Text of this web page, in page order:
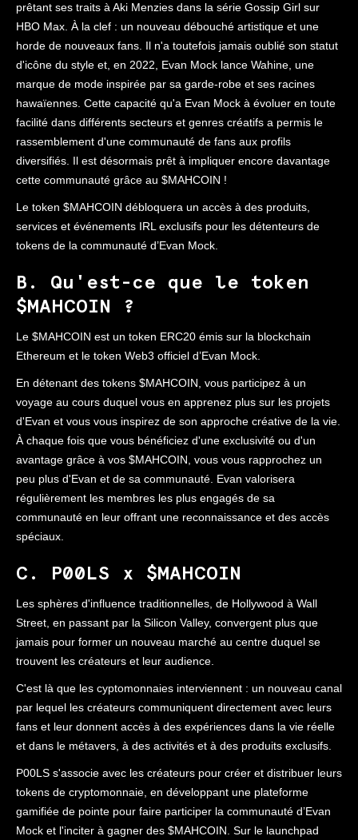
prêtant ses traits à Aki Menzies dans la série Gossip Girl sur
HBO Max. À la clef : un nouveau débouché artistique et une
horde de nouveaux fans. Il n'a toutefois jamais oublié son statut
d'icône du style et, en 2022, Evan Mock lance Wahine, une
marque de mode inspirée par sa garde-robe et ses racines
hawaïennes. Cette capacité qu'a Evan Mock à évoluer en toute
facilité dans différents secteurs et genres créatifs a permis le
rassemblement d'une communauté de fans aux profils
diversifiés. Il est désormais prêt à impliquer encore davantage
cette communauté grâce au $MAHCOIN !
Le token $MAHCOIN débloquera un accès à des produits,
services et événements IRL exclusifs pour les détenteurs de
tokens de la communauté d’Evan Mock.
B. Qu'est-ce que le token
$MAHCOIN ?
Le $MAHCOIN est un token ERC20 émis sur la blockchain
Ethereum et le token Web3 officiel d’Evan Mock.
En détenant des tokens $MAHCOIN, vous participez à un
voyage au cours duquel vous en apprenez plus sur les projets
d'Evan et vous vous inspirez de son approche créative de la vie.
À chaque fois que vous bénéficiez d'une exclusivité ou d'un
avantage grâce à vos $MAHCOIN, vous vous rapprochez un
peu plus d'Evan et de sa communauté. Evan valorisera
régulièrement les membres les plus engagés de sa
communauté en leur offrant une reconnaissance et des accès
spéciaux.
C. P00LS x $MAHCOIN
Les sphères d'influence traditionnelles, de Hollywood à Wall
Street, en passant par la Silicon Valley, convergent plus que
jamais pour former un nouveau marché au centre duquel se
trouvent les créateurs et leur audience.
C'est là que les cyptomonnaies interviennent : un nouveau canal
par lequel les créateurs communiquent directement avec leurs
fans et leur donnent accès à des expériences dans la vie réelle
et dans le métavers, à des activités et à des produits exclusifs.
P00LS s'associe avec les créateurs pour créer et distribuer leurs
tokens de cryptomonnaie, en développant une plateforme
gamifiée de pointe pour faire participer la communauté d’Evan
Mock et l'inciter à gagner des $MAHCOIN. Sur le launchpad